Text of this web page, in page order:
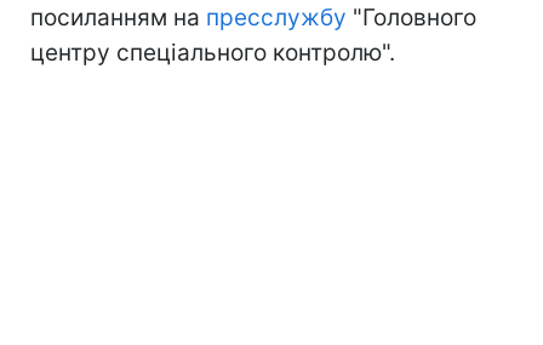
посиланням на пресслужбу "Головного
центру спеціального контролю".